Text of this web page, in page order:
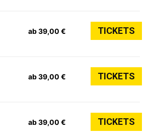
ab 39,00 € TICKETS
ab 39,00 € TICKETS
ab 39,00 € TICKETS